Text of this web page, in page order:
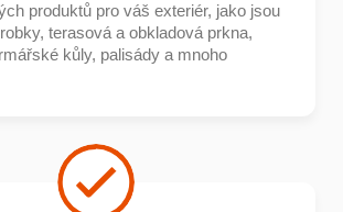
produktů pro váš exteriér, jako jsou
terasová a obkladová prkna,
kůly, palisády a mnoho